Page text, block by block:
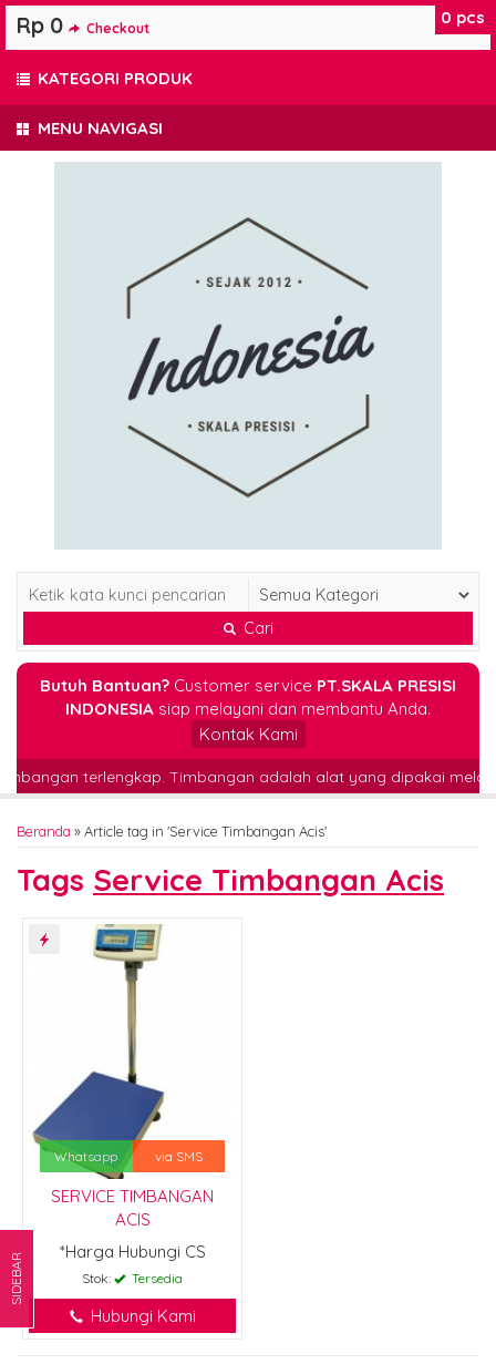
MENU NAVIGASI
Cari
Butuh Bantuan? Customer service PT.SKALA PRESISI
INDONESIA siap melayani dan membantu Anda.
Kontak Kami
terlengkap. Timbangan adalah alat yang dipakai
Beranda »Article tag in 'Service Timbangan Acis'
Tags Service Timbangan Acis
Whatsapp via SMS
SERVICE TIMBANGAN
ACIS
*Harga Hubungi CS
Stok: Tersedia
Hubungi Kami
0 pcs
Rp 0 Checkout
KATEGORI PRODUK
SIDEBAR